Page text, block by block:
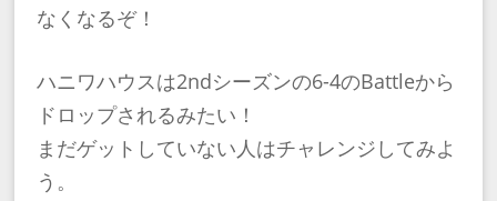
なくなるぞ！
ハニワハウスは2ndシーズンの6-4のBattleから
ドロップされるみたい！
まだゲットしていない人はチャレンジしてみよ
う。